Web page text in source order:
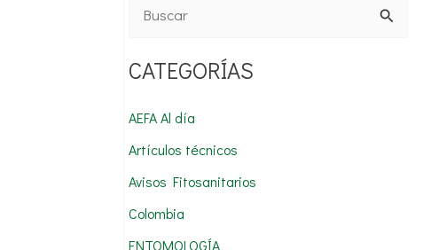
s
r
p
o
r
CATEGORÍAS
AEFA Al día
Artículos técnicos
Avisos Fitosanitarios
Colombia
ENTOMOLOGÍA